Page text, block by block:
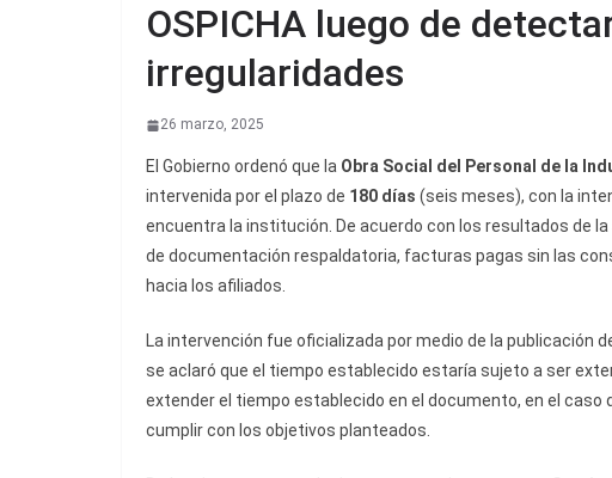
OSPICHA luego de
irregularidades
26 marzo, 2025
El Gobierno ordenó que la Obra Social del Personal de la
intervenida por el plazo de 180 días (seis meses), con la
encuentra la institución. De acuerdo con los resultados de
de documentación respaldatoria, facturas pagas sin las
hacia los afiliados.
La intervención fue oficializada por medio de la publicación
se aclaró que el tiempo establecido estaría sujeto a ser
extender el tiempo establecido en el documento, en el caso
cumplir con los objetivos planteados.